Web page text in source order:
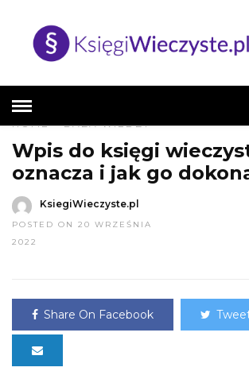
HOME»BAZA WIEDZY
Wpis do księgi
oznacza i jak go
KsiegiWieczyste.pl
POSTED ON 20 WRZEŚNIA
2022
Share On Facebook